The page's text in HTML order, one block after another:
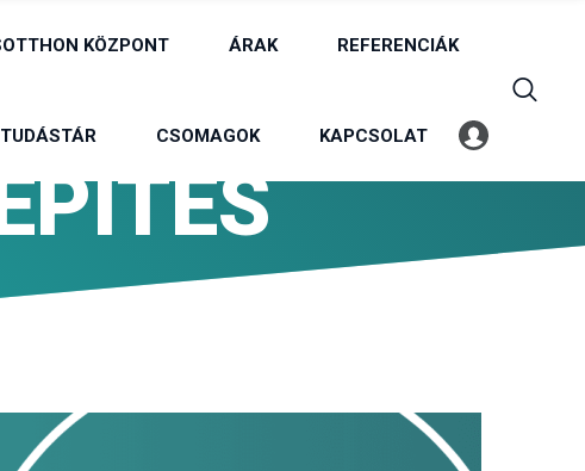
KÖZPONT ÁRAK REFERENCIÁK
TUDÁSTÁR CSOMAGOK KAPCSOLAT Belépés
Profil